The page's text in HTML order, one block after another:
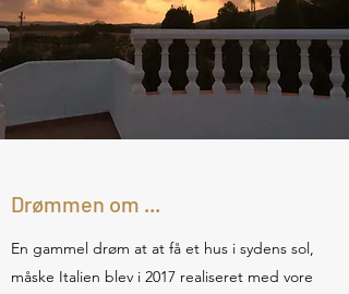
Drømmen om ...
En gammel drøm at at få et hus i sydens sol,
måske Italien blev i 2017 realiseret med vore